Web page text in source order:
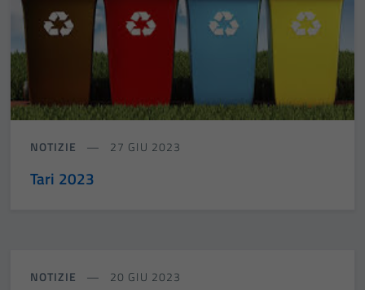
NOTIZIE 27 GIU 2023
Tari 2023
NOTIZIE 20 GIU 2023